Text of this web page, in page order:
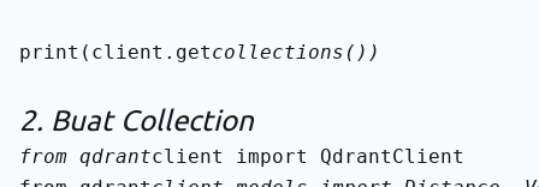
print(client.getcollections())
2. Buat Collection
from qdrant